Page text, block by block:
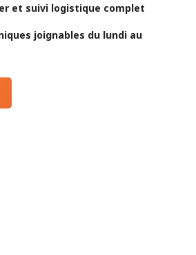
et suivi logistique complet
joignables du lundi au